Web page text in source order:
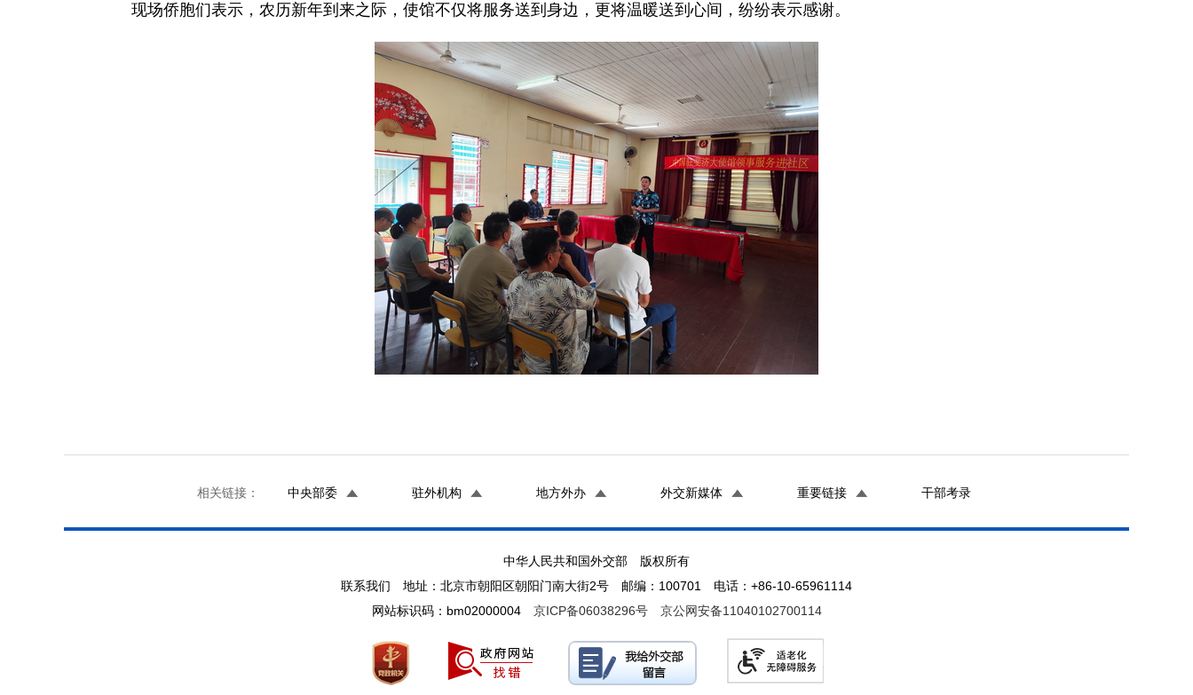
现场侨胞们表示，农历新年到来之际，使馆不仅将服务送到身边，更将温暖送到心间，纷纷表示感谢。
相关链接： 中央部委 驻外机构 地方外办 外交新媒体 重要链接 干部考录
中华人民共和国外交部 版权所有
联系我们 地址：北京市朝阳区朝阳门南大街2号 邮编：100701 电话：+86-10-65961114
网站标识码：bm02000004 京ICP备06038296号 京公网安备11040102700114